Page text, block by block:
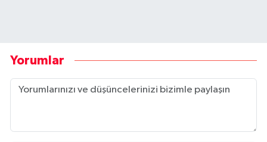
Yorumlar